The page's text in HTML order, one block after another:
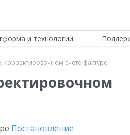
и технологии
корректировочном счете-фактуре
Постановление